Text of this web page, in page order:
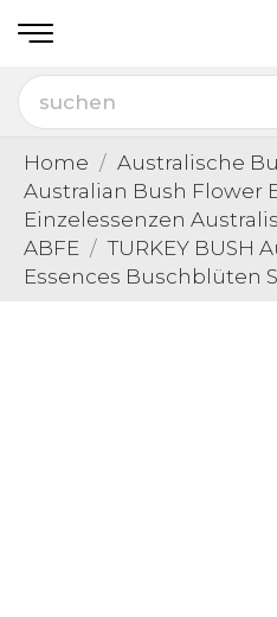
Home
Australische
Australian Bush Flower
Einzelessenzen
ABFE
TURKEY BUSH
Essences Buschblüten